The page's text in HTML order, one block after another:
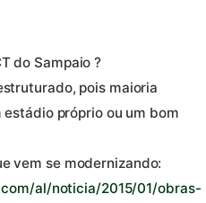
do Sampaio ?
pois maioria
próprio ou um bom
vem se modernizando:
al/noticia/2015/01/obras-